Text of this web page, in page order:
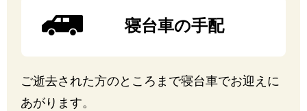
寝台車の手配
ご逝去された方のところまで寝台車でお迎えに
あがります。